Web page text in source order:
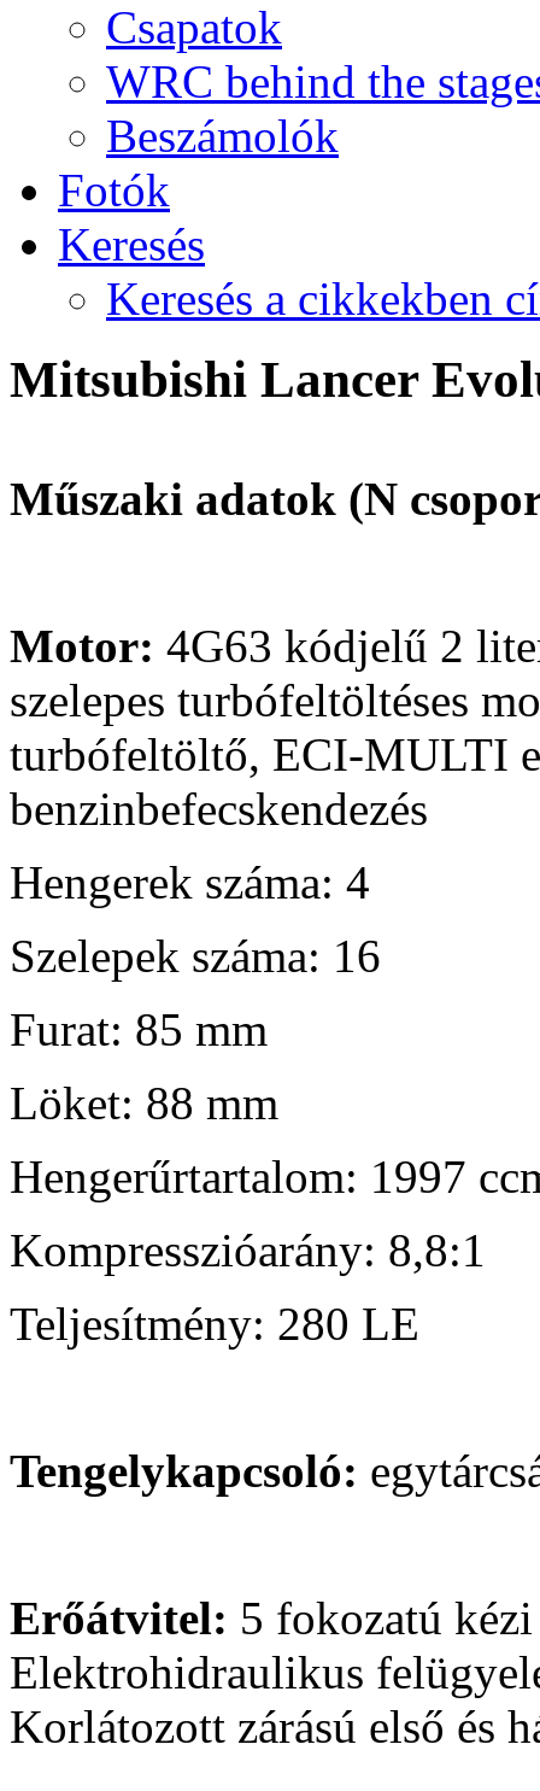
Csapatok
WRC behind the
Beszámolók
Fotók
Keresés
Keresés a cikkekben
Mitsubishi Lancer
Műszaki adatok (N
Motor: 4G63 kódjelű 2
szelepes turbófeltöltéses
turbófeltöltő, ECI-MULTI
benzinbefecskendezés
Hengerek száma: 4
Szelepek száma: 16
Furat: 85 mm
Löket: 88 mm
Hengerűrtartalom: 1997
Kompresszióarány: 8,8:1
Teljesítmény: 280 LE
Tengelykapcsoló:
Erőátvitel: 5 fokozatú kézi
Elektrohidraulikus
Korlátozott zárású első és